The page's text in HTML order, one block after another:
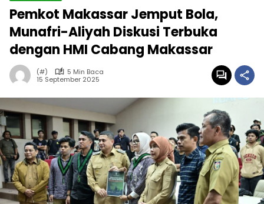
Pemkot Makassar Jemput Bola,
Munafri-Aliyah Diskusi Terbuka
dengan HMI Cabang Makassar
(#)
5 Min Baca
15 September 2025